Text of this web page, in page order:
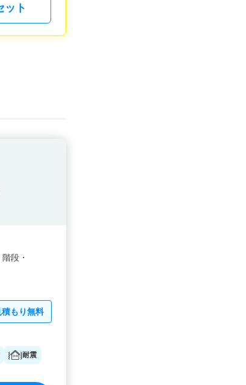
ット
階段・
積もり無料
耐震